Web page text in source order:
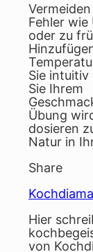
Fehler wie
oder zu
Sie
Sie Ihrem
Übung
dosieren
Natur in
Share
Hier
von